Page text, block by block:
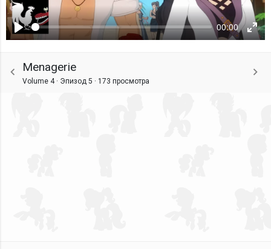
Воспроизвести
00:00
Menagerie
Volume 4 · Эпизод 5 · 173 просмотра